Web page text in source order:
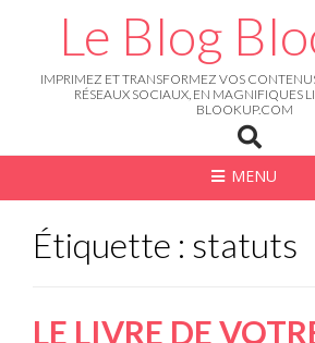
Le Blog
IMPRIMEZ ET TRANSFORMEZ VOS
RÉSEAUX SOCIAUX, EN MAGNIFIQUES
BLOOKUP.COM
MENU
Étiquette : statuts
LE LIVRE DE